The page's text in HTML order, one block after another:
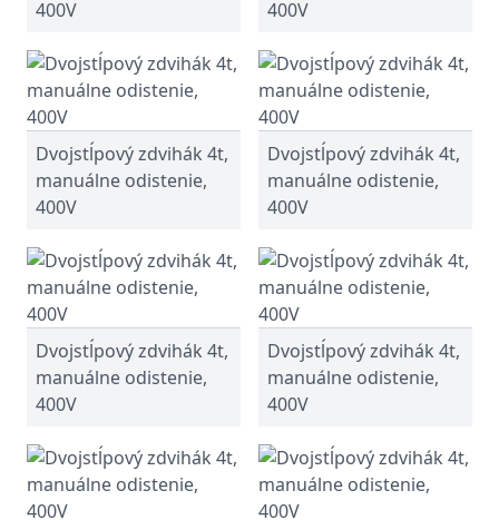
400V
400V
Dvojstĺpový zdvihák 4t,
manuálne odistenie,
400V
Dvojstĺpový zdvihák 4t,
manuálne odistenie,
400V
Dvojstĺpový zdvihák 4t,
manuálne odistenie,
400V
Dvojstĺpový zdvihák 4t,
manuálne odistenie,
400V